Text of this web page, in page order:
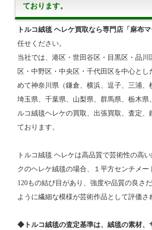
ております。
トルコ絨毯 ヘレケ買取なら専門店「麻布マ
任せください。
当社では、港区・世田谷区・目黒区・品川
区・中野区・中央区・千代田区を中心とし
めて神奈川県（鎌倉、横浜、逗子、三浦、
埼玉県、千葉県、山梨県、群馬県、栃木県
ルコ絨毯ヘレケの買取、出張買取、査定、
ております。
トルコ絨毯 ヘレケは高品質で芸術性の高
クのヘレケ絨毯の場合、１平方センチメー
120もの結び目があり、強度や品質の良さ
ように繊細な模様が芸術作品として評価さ
◆トルコ絨毯の査定基準は、絨毯の素材、